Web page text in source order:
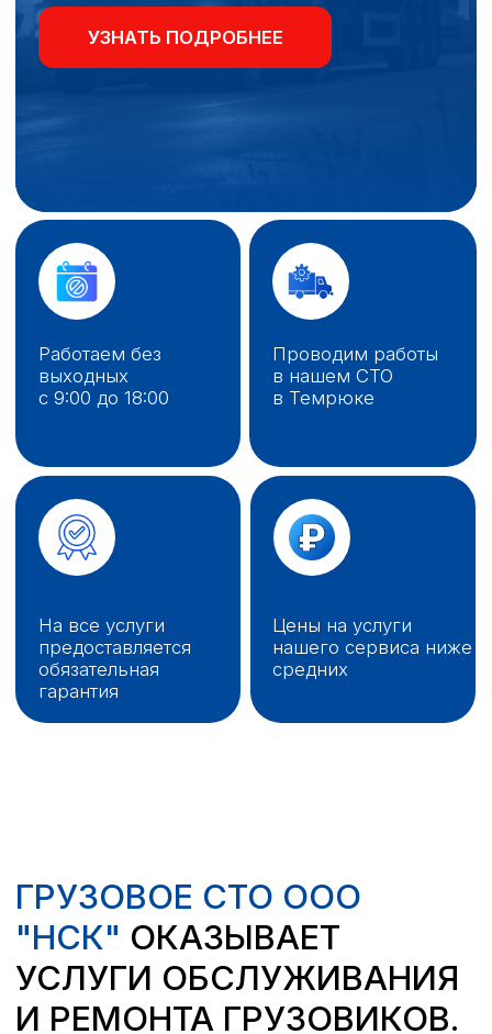
Работаем без
Цены на услуги
нашего сервиса ниже
На все услуги
предоставляется
обязательная
гарантия
ГРУЗОВОЕ СТО ООО
"НСК"ОКАЗЫВАЕТ
УСЛУГИ ОБСЛУЖИВАНИЯ
И РЕМОНТА ГРУЗОВИКОВ.
У НАС ВЫ ПОЛУЧИТЕ
НЕДОРОГОЙ
ГРУЗОВОЙ
АВТОСЕРВИС
Ремонт грузовых автомобилей 90%
Ремонт тягачей \ фургонов 70%
Ремонт спецтехники